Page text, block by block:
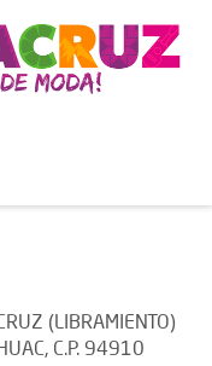
(LIBRAMIENTO)
C.P. 94910